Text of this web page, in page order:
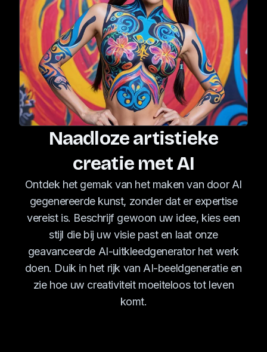
Naadloze artistieke
creatie met AI
Ontdek het gemak van het maken van door AI
gegenereerde kunst, zonder dat er expertise
vereist is. Beschrijf gewoon uw idee, kies een
stijl die bij uw visie past en laat onze
geavanceerde AI-uitkleedgenerator het werk
doen. Duik in het rijk van AI-beeldgeneratie en
zie hoe uw creativiteit moeiteloos tot leven
komt.